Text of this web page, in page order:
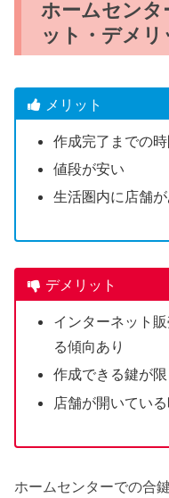
ホームセンタ
ット・デメリ
メリット
作成完了までの
値段が安い
生活圏内に店舗
デメリット
インターネット
る傾向あり
作成できる鍵が
店舗が開いてい
ホームセンターでの合